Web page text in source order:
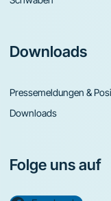
Downloads
Pressemeldungen &
Downloads
Folge uns auf